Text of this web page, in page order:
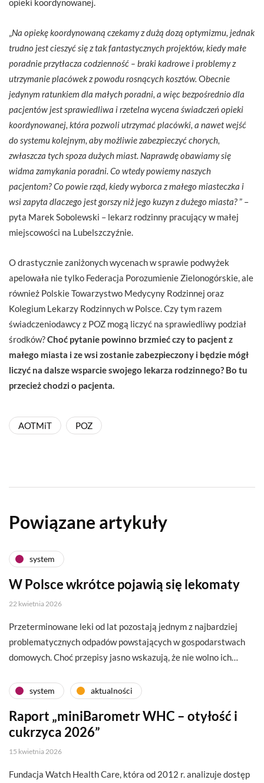
Na opiekę koordynowaną czekamy z dużą dozą optymizmu, jednak
trudno jest cieszyć się z tak fantastycznych projektów, kiedy małe
poradnie przytłacza codzienność – braki kadrowe i problemy z
utrzymanie placówek z powodu rosnących kosztów. Obecnie
jedynym ratunkiem dla małych poradni, a więc bezpośrednio dla
pacjentów jest sprawiedliwa i rzetelna wycena świadczeń opieki
koordynowanej, która pozwoli utrzymać placówki, a nawet wejść
do systemu kolejnym, aby możliwie zabezpieczyć chorych,
zwłaszcza tych spoza dużych miast. Naprawdę obawiamy się
widma zamykania poradni. Co wtedy powiemy naszych
pacjentom? Co powie rząd, kiedy wyborca z małego miasteczka i
wsi zapyta dlaczego jest gorszy niż jego kuzyn z dużego miasta? ” –
pyta Marek Sobolewski – lekarz rodzinny pracujący w małej
miejscowości na Lubelszczyźnie.
O drastycznie zaniżonych wycenach w sprawie podwyżek
apelowała nie tylko Federacja Porozumienie Zielonogórskie, ale
również Polskie Towarzystwo Medycyny Rodzinnej oraz
Kolegium Lekarzy Rodzinnych w Polsce. Czy tym razem
świadczeniodawcy z POZ mogą liczyć na sprawiedliwy podział
środków?Choć pytanie powinno brzmieć czy to pacjent z
małego miasta i ze wsi zostanie zabezpieczony i będzie mógł
liczyć na dalsze wsparcie swojego lekarza rodzinnego? Bo tu
przecież chodzi o pacjenta.
AOTMiT POZ
Powiązane artykuły
system
W Polsce wkrótce pojawią się lekomaty
22 kwietnia 2026
Przeterminowane leki od lat pozostają jednym z najbardziej
problematycznych odpadów powstających w gospodarstwach
domowych. Choć przepisy jasno wskazują, że nie wolno ich…
system aktualności
Raport „miniBarometr WHC – otyłość i
cukrzyca 2026”
15 kwietnia 2026
Fundacja Watch Health Care, która od 2012 r. analizuje dostęp